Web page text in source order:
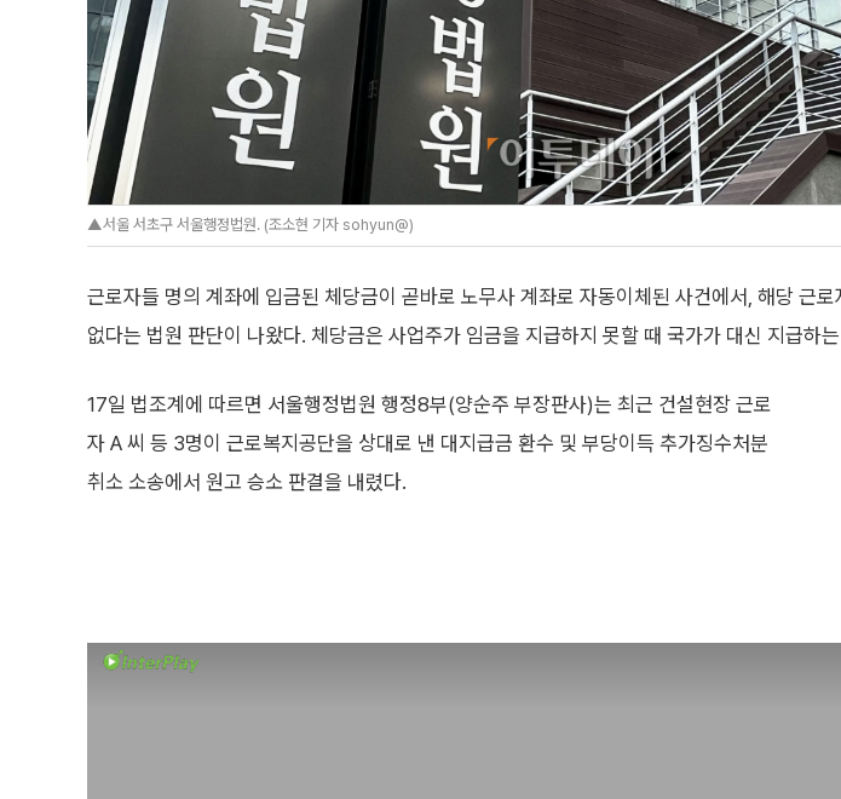
▲서울 서초구 서울행정법원. (조소현 기자 sohyun@)
근로자들 명의 계좌에 입금된 체당금이 곧바로 노무사 계좌로 자동이체된 사건에서, 해당 근
없다는 법원 판단이 나왔다. 체당금은 사업주가 임금을 지급하지 못할 때 국가가 대신 지급하
17일 법조계에 따르면 서울행정법원 행정8부(양순주 부장판사)는 최근 건설현장 근로
자 A 씨 등 3명이 근로복지공단을 상대로 낸 대지급금 환수 및 부당이득 추가징수처분
취소 소송에서 원고 승소 판결을 내렸다.